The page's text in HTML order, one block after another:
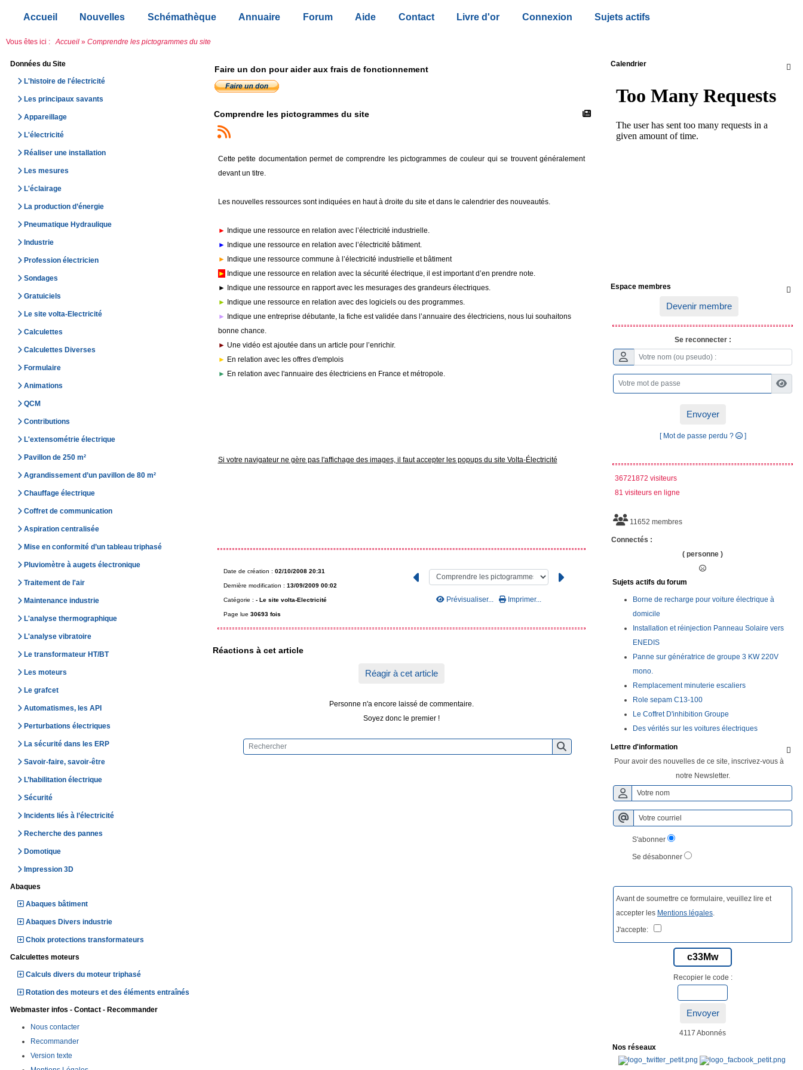
Accueil Nouvelles Schémathèque Annuaire Forum Aide Contact Livre d'or Connexion Sujets actifs
Vous êtes ici : Accueil » Comprendre les pictogrammes du site
Données du Site
L'histoire de l'électricité
Les principaux savants
Appareillage
L'électricité
Réaliser une installation
Les mesures
L'éclairage
La production d’énergie
Pneumatique Hydraulique
Industrie
Profession électricien
Sondages
Gratuiciels
Le site volta-Electricité
Calculettes
Calculettes Diverses
Formulaire
Animations
QCM
Contributions
L'extensométrie électrique
Pavillon de 250 m²
Agrandissement d’un pavillon de 80 m²
Chauffage électrique
Coffret de communication
Aspiration centralisée
Mise en conformité d’un tableau triphasé
Pluviomètre à augets électronique
Traitement de l'air
Maintenance industrie
L'analyse thermographique
L'analyse vibratoire
Le transformateur HT/BT
Les moteurs
Le grafcet
Automatismes, les API
Perturbations électriques
La sécurité dans les ERP
Savoir-faire, savoir-être
L’habilitation électrique
Sécurité
Incidents liés à l’électricité
Recherche des pannes
Domotique
Impression 3D
Abaques
Abaques bâtiment
Abaques Divers industrie
Choix protections transformateurs
Calculettes moteurs
Calculs divers du moteur triphasé
Rotation des moteurs et des éléments entraînés
Webmaster infos - Contact - Recommander
Nous contacter
Recommander
Version texte
Faire un don pour aider aux frais de fonctionnement
Comprendre les pictogrammes du site
Cette petite documentation permet de comprendre les pictogrammes de couleur qui se trouvent généralement
devant un titre.
Les nouvelles ressources sont indiquées en haut à droite du site et dans le calendrier des nouveautés.
► Indique une ressource en relation avec l’électricité industrielle.
► Indique une ressource en relation avec l’électricité bâtiment.
► Indique une ressource commune à l’électricité industrielle et bâtiment
► Indique une ressource en relation avec la sécurité électrique, il est important d’en prendre note.
► Indique une ressource en rapport avec les mesurages des grandeurs électriques.
► Indique une ressource en relation avec des logiciels ou des programmes.
► Indique une entreprise débutante, la fiche est validée dans l’annuaire des électriciens, nous lui souhaitons
bonne chance.
► Une vidéo est ajoutée dans un article pour l’enrichir.
► En relation avec les offres d'emplois
► En relation avec l'annuaire des électriciens en France et métropole.
Si votre navigateur ne gère pas l'affichage des images, il faut accepter les popups du site Volta-Électricité
Date de création : 02/10/2008 20:31
Dernière modification : 13/09/2009 00:02
Catégorie : - Le site volta-Electricité
Page lue 30693 fois
Prévisualiser... Imprimer...
Réactions à cet article
Réagir à cet article
Personne n'a encore laissé de commentaire.
Soyez donc le premier !

Calendrier

Espace membres
Devenir membre
Se reconnecter :
Envoyer
[ Mot de passe perdu ? ]
36721872 visiteurs
81 visiteurs en ligne
11652 membres
Connectés :
( personne )
Sujets actifs du forum
Borne de recharge pour voiture électrique à
domicile
Installation et réinjection Panneau Solaire vers
ENEDIS
Panne sur génératrice de groupe 3 KW 220V
mono.
Remplacement minuterie escaliers
Role sepam C13-100
Le Coffret D'inhibition Groupe
Des vérités sur les voitures électriques

Lettre d'information
Pour avoir des nouvelles de ce site, inscrivez-vous à
notre Newsletter.
S'abonner
Se désabonner
Avant de soumettre ce formulaire, veuillez lire et
accepter les Mentions légales
J'accepte:
c33Mw
Recopier le code :
Envoyer
4117 Abonnés
Nos réseaux